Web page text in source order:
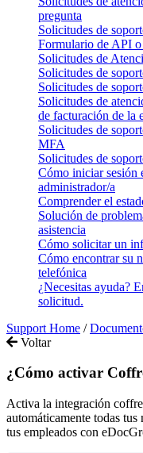
pregunta
Solicitudes de
Formulario de API
Solicitudes de
Solicitudes de
Solicitudes de
Solicitudes de
de facturación de la
Solicitudes de
MFA
Solicitudes de
Cómo iniciar sesión
administrador/a
Comprender el
Solución de
asistencia
Cómo solicitar un
Cómo encontrar su
telefónica
¿Necesitas ayuda?
solicitud.
Support Home /
Voltar
¿Cómo activar
Activa la integración
automáticamente todas tus
tus empleados con